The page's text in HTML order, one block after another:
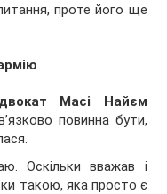
проте його ще
Масі Найєм
повинна бути,
Оскільки вважав і
такою, яка просто є